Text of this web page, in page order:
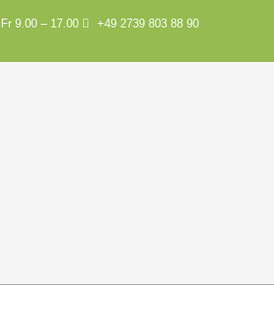
9.00 – 17.00 +49 2739 803 88 90